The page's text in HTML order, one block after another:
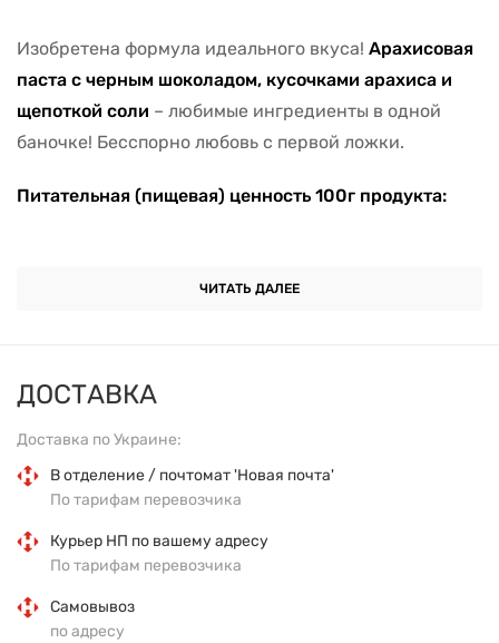
ДОСТАВКА
Доставка по Украине:
В отделение / почтомат 'Новая почта'
По тарифам перевозчика
Курьер НП по вашему адресу
По тарифам перевозчика
Самовывоз
по адресу
Изобретена формула идеального вкуса! Арахисовая
паста с черным шоколадом, кусочками арахиса и
щепоткой соли – любимые ингредиенты в одной
баночке! Бесспорно любовь с первой ложки.
Питательная (пищевая) ценность 100г продукта:
Углеводы - 21,9 г
Состав:
арахиса жареного, соль
Тара:пластик.
ЧИТАТЬ ДАЛЕЕ